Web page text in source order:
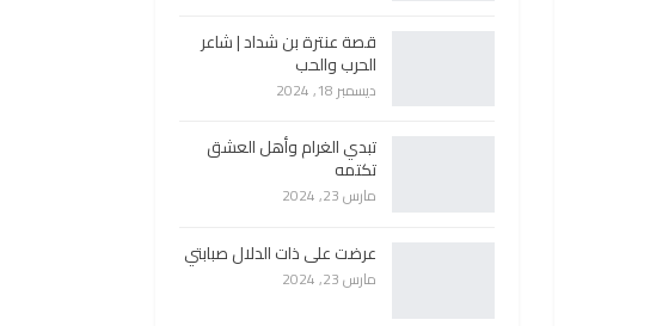
قصة عنترة بن شداد | شاعر
الحرب والحب
ديسمبر 18, 2024
تبدي الغرام وأهل العشق
تكتمه
مارس 23, 2024
عرضت على ذات الدلال صبابتي
مارس 23, 2024